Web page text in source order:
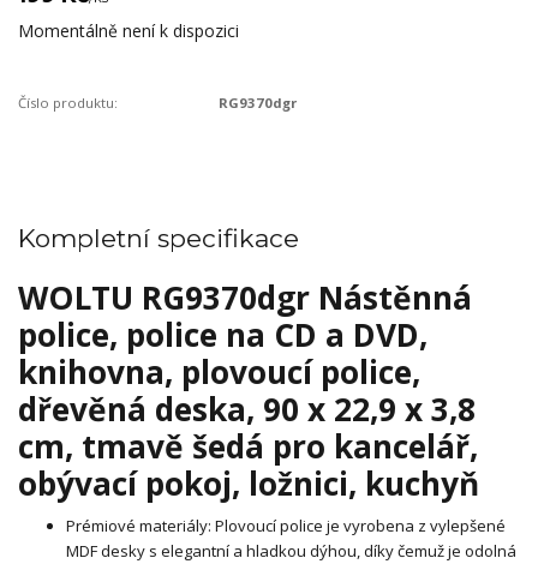
Momentálně není k dispozici
Číslo produktu: RG9370dgr
Kompletní specifikace
WOLTU RG9370dgr Nástěnná
police, police na CD a DVD,
knihovna, plovoucí police,
dřevěná deska, 90 x 22,9 x 3,8
cm, tmavě šedá pro kancelář,
obývací pokoj, ložnici, kuchyň
Prémiové materiály: Plovoucí police je vyrobena z vylepšené
MDF desky s elegantní a hladkou dýhou, díky čemuž je odolná